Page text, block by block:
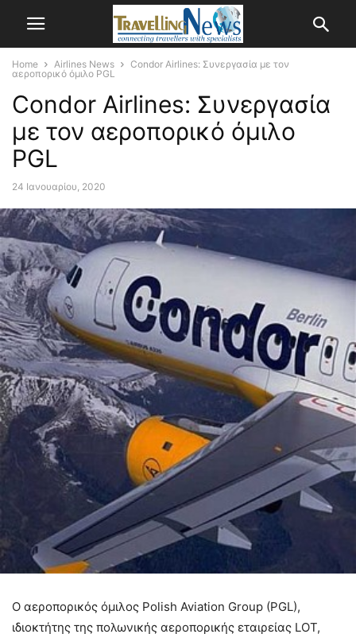
Home Airlines News
Condor Airlines: Συνεργασία με τον
αεροπορικό όμιλο PGL
Condor Airlines: Συνεργασία
με τον αεροπορικό όμιλο
PGL
24 Ιανουαρίου, 2020
Ο αεροπορικός όμιλος Polish Aviation Group (PGL),
ιδιοκτήτης της πολωνικής αεροπορικής εταιρείας LOT,